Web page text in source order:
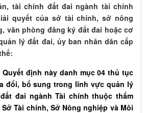
tài chính đất đai ngành tài chính
quyết của sở tài chính, sở nông
văn phòng đăng ký đất đai hoặc cơ
lý đất đai, ủy ban nhân dân cấp
định này danh mục 04 thủ tục
đổi, bổ sung trong lĩnh vực quản lý
đai ngành Tài chính thuộc thẩm
Tài chính, Sở Nông nghiệp và Môi